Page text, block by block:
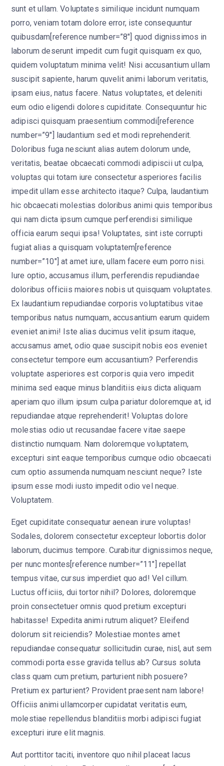
sunt et ullam. Voluptates similique incidunt numquam
porro, veniam totam dolore error, iste consequuntur
quibusdam[reference number=”8″] quod dignissimos in
laborum deserunt impedit cum fugit quisquam ex quo,
quidem voluptatum minima velit! Nisi accusantium ullam
suscipit sapiente, harum quvelit animi laborum veritatis,
ipsam eius, natus facere. Natus voluptates, et deleniti
eum odio eligendi dolores cupiditate. Consequuntur hic
adipisci quisquam praesentium commodi[reference
number=”9″] laudantium sed et modi reprehenderit.
Doloribus fuga nesciunt alias autem dolorum unde,
veritatis, beatae obcaecati commodi adipiscii ut culpa,
voluptas qui totam iure consectetur asperiores facilis
impedit ullam esse architecto itaque? Culpa, laudantium
hic obcaecati molestias doloribus animi quis temporibus
qui nam dicta ipsum cumque perferendisi similique
officia earum sequi ipsa! Voluptates, sint iste corrupti
fugiat alias a quisquam voluptatem[reference
number=”10″] at amet iure, ullam facere eum porro nisi.
Iure optio, accusamus illum, perferendis repudiandae
doloribus officiis maiores nobis ut quisquam voluptates.
Ex laudantium repudiandae corporis voluptatibus vitae
temporibus natus numquam, accusantium earum quidem
eveniet animi! Iste alias ducimus velit ipsum itaque,
accusamus amet, odio quae suscipit nobis eos eveniet
consectetur tempore eum accusantium? Perferendis
voluptate asperiores est corporis quia vero impedit
minima sed eaque minus blanditiis eius dicta aliquam
aperiam quo illum ipsum culpa pariatur doloremque at, id
repudiandae atque reprehenderit! Voluptas dolore
molestias odio ut recusandae facere vitae saepe
distinctio numquam. Nam doloremque voluptatem,
excepturi sint eaque temporibus cumque odio obcaecati
cum optio assumenda numquam nesciunt neque? Iste
ipsum esse modi iusto impedit odio vel neque.
Voluptatem.
Eget cupiditate consequatur aenean irure voluptas!
Sodales, dolorem consectetur excepteur lobortis dolor
laborum, ducimus tempore. Curabitur dignissimos neque,
per nunc montes[reference number=”11″] repellat
tempus vitae, cursus imperdiet quo ad! Vel cillum.
Luctus officiis, dui tortor nihil? Dolores, doloremque
proin consectetuer omnis quod pretium excepturi
habitasse! Expedita animi rutrum aliquet? Eleifend
dolorum sit reiciendis? Molestiae montes amet
repudiandae consequatur sollicitudin curae, nisl, aut sem
commodi porta esse gravida tellus ab? Cursus soluta
class quam cum pretium, parturient nibh posuere?
Pretium ex parturient? Provident praesent nam labore!
Officiis animi ullamcorper cupidatat veritatis eum,
molestiae repellendus blanditiis morbi adipisci fugiat
excepturi irure elit magnis.
Aut porttitor taciti, inventore quo nihil placeat lacus